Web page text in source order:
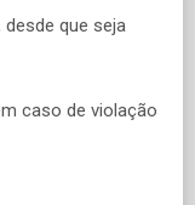
que seja
caso de violação